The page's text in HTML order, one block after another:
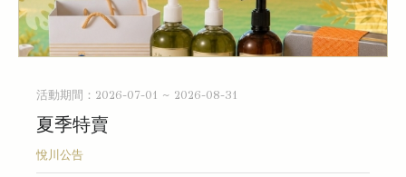
活動期間：2026-07-01 ~ 2026-08-31
夏季特賣
悅川公告